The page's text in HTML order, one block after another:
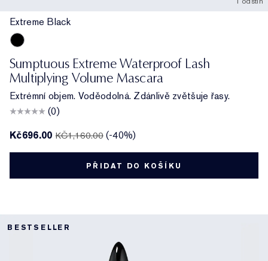
Extreme Black
Sumptuous Extreme Waterproof Lash
Multiplying Volume Mascara
Extrémní objem. Voděodolná. Zdánlivě zvětšuje řasy.
(0)
Kč696.00KČ1,160.00 (-40%)
PŘIDAT DO KOŠÍKU
BESTSELLER